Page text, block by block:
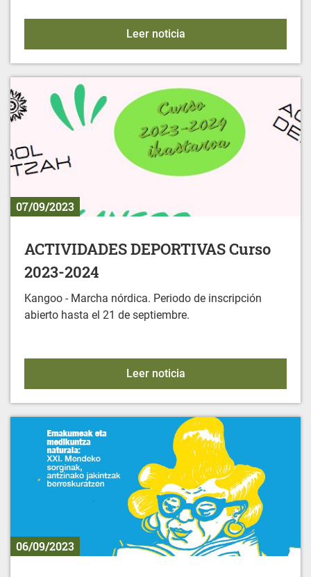
Leer noticiaFUNERALES CIVILES
07/09/2023
ACTIVIDADES DEPORTIVAS Curso
2023-2024
Kangoo - Marcha nórdica. Periodo de inscripción
abierto hasta el 21 de septiembre.
Leer noticiaACTIVIDADES
06/09/2023